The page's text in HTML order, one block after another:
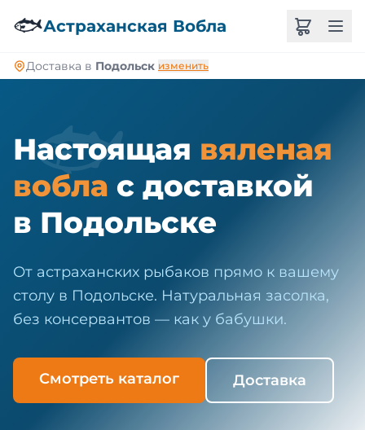
🐟Астраханская Вобла
Доставка в Подольск изменить
🐟
Настоящая вяленая
вобла с доставкой
в Подольске
От астраханских рыбаков прямо к вашему
столу в Подольске. Натуральная засолка,
без консервантов — как у бабушки.
Смотреть каталог Доставка